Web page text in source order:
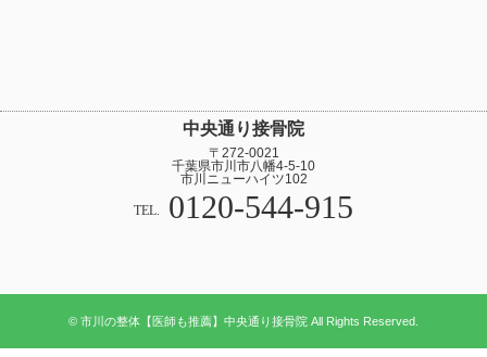
中央通り接骨院
〒272-0021
千葉県市川市八幡4-5-10
市川ニューハイツ102
TEL. 0120-544-915
© 市川の整体【医師も推薦】中央通り接骨院 All Rights Reserved.